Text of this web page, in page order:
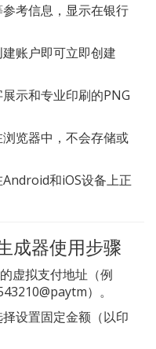
考信息，显示在银行
账户即可立即创建
示和专业印刷的PNG
览器中，不会存储或
和iOS设备上正
成器使用步骤
虚拟支付地址（例
）。
设置固定金额（以印